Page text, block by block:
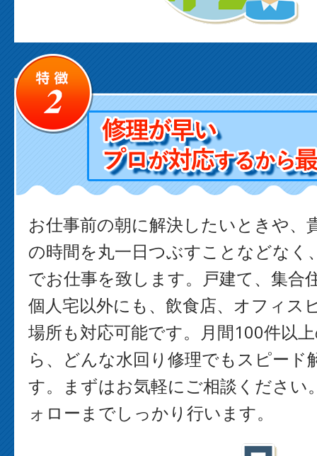
お仕事前の朝に解決したいときや、
の時間を丸一日つぶすことなどなく
でお仕事を致します。戸建て、集合
個人宅以外にも、飲食店、オフィス
場所も対応可能です。月間100件以
ら、どんな水回り修理でもスピード
す。まずはお気軽にご相談ください
ォローまでしっかり行います。